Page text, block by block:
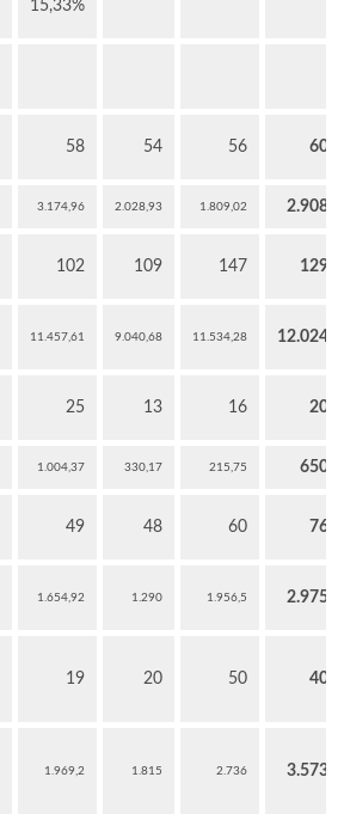
15,33%
58 54 56 60
3.174,96 2.028,93 1.809,02 2.908
102 109 147 129
11.457,61 9.040,68 11.534,28 12.024
25 13 16 20
1.004,37 330,17 215,75 650
49 48 60 76
1.654,92 1.290 1.956,5 2.975
19 20 50 40
1.969,2 1.815 2.736 3.573